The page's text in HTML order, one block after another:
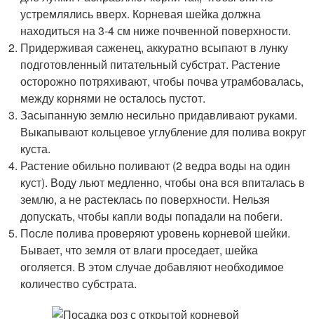
устремлялись вверх. Корневая шейка должна
находиться на 3-4 см ниже почвенной поверхности.
Придерживая саженец, аккуратно всыпают в лунку
подготовленный питательный субстрат. Растение
осторожно потряхивают, чтобы почва утрамбовалась,
между корнями не осталось пустот.
Засыпанную землю несильно придавливают руками.
Выкапывают кольцевое углубление для полива вокруг
куста.
Растение обильно поливают (2 ведра воды на один
куст). Воду льют медленно, чтобы она вся впиталась в
землю, а не растеклась по поверхности. Нельзя
допускать, чтобы капли воды попадали на побеги.
После полива проверяют уровень корневой шейки.
Бывает, что земля от влаги проседает, шейка
оголяется. В этом случае добавляют необходимое
количество субстрата.